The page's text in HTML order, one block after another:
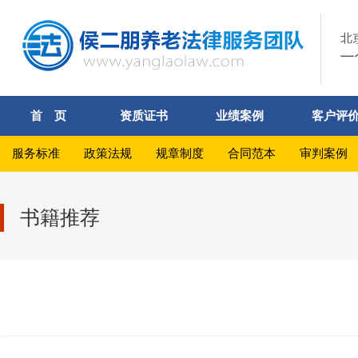
首 页 资质证书 业绩案例 客户评
服务标准 政策法规 规章制度 合同范本 审判案例
书籍推荐